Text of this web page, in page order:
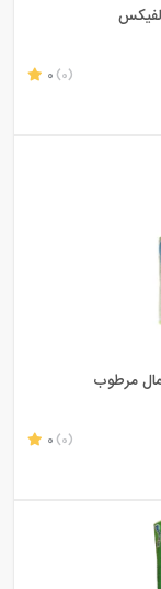
0 (0)
0 (0)